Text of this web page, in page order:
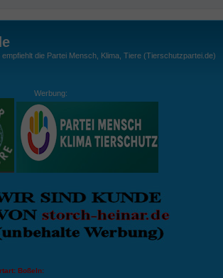
die Partei Mensch, Klima, Tiere (Tierschutzpartei.de)
Werbung:
Boßeln: